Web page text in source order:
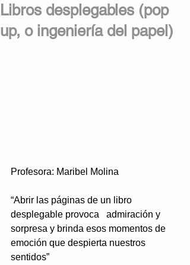
Libros desplegables (pop
up, o ingeniería del papel)
Profesora: Maribel Molina
“Abrir las páginas de un libro
desplegable provoca   admiración y
sorpresa y brinda esos momentos de
emoción que despierta nuestros
sentidos”